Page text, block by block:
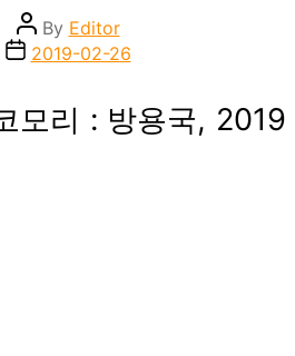
Post
author
By Editor
Post2019-02-26
모리 : 방용국, 2019